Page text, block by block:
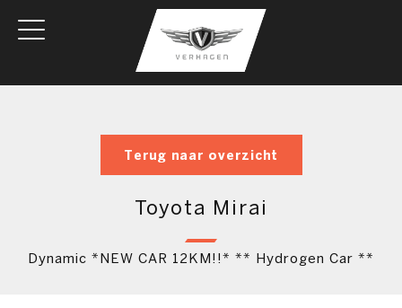
Terug naar overzicht
Toyota Mirai
Dynamic *NEW CAR 12KM!!* ** Hydrogen Car **